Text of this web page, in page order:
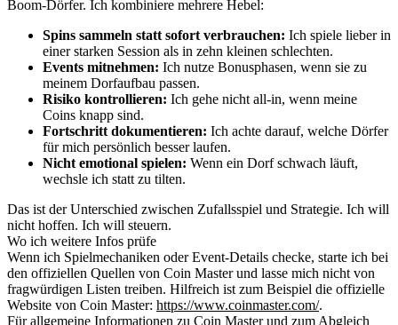
Boom-Dörfer. Ich kombiniere mehrere Hebel:
Spins sammeln statt sofort verbrauchen: Ich spiele lieber in
einer starken Session als in zehn kleinen schlechten.
Events mitnehmen: Ich nutze Bonusphasen, wenn sie zu
meinem Dorfaufbau passen.
Risiko kontrollieren: Ich gehe nicht all-in, wenn meine
Coins knapp sind.
Fortschritt dokumentieren: Ich achte darauf, welche Dörfer
für mich persönlich besser laufen.
Nicht emotional spielen: Wenn ein Dorf schwach läuft,
wechsle ich statt zu tilten.
Das ist der Unterschied zwischen Zufallsspiel und Strategie. Ich will
nicht hoffen. Ich will steuern.
Wo ich weitere Infos prüfe
Wenn ich Spielmechaniken oder Event-Details checke, starte ich bei
den offiziellen Quellen von Coin Master und lasse mich nicht von
fragwürdigen Listen treiben. Hilfreich ist zum Beispiel die offizielle
Website von Coin Master: https://www.coinmaster.com/.
Für allgemeine Informationen zu Coin Master und zum Abgleich